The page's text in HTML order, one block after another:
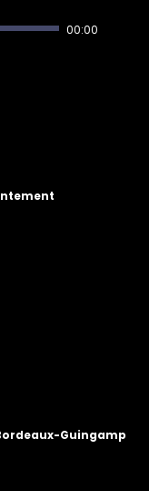
00:00
Guingamp